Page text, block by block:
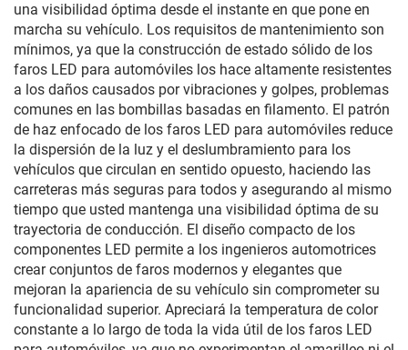
una visibilidad óptima desde el instante en que pone en
marcha su vehículo. Los requisitos de mantenimiento son
mínimos, ya que la construcción de estado sólido de los
faros LED para automóviles los hace altamente resistentes
a los daños causados por vibraciones y golpes, problemas
comunes en las bombillas basadas en filamento. El patrón
de haz enfocado de los faros LED para automóviles reduce
la dispersión de la luz y el deslumbramiento para los
vehículos que circulan en sentido opuesto, haciendo las
carreteras más seguras para todos y asegurando al mismo
tiempo que usted mantenga una visibilidad óptima de su
trayectoria de conducción. El diseño compacto de los
componentes LED permite a los ingenieros automotrices
crear conjuntos de faros modernos y elegantes que
mejoran la apariencia de su vehículo sin comprometer su
funcionalidad superior. Apreciará la temperatura de color
constante a lo largo de toda la vida útil de los faros LED